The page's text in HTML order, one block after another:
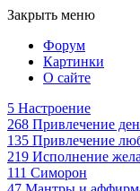
Закрыть меню
Форум
Картинки
О сайте
5 Настроение
268 Привлечение
135 Привлечение
219 Исполнение
111 Симорон